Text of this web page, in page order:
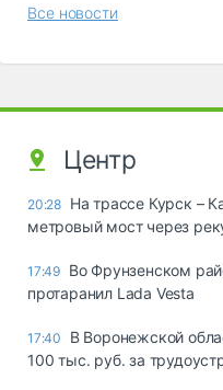
Все новости
Центр
20:28 На трассе Курск –
метровый мост через
17:49 Во Фрунзенском
протаранил Lada Vesta
17:40
В Воронежской
100 тыс. руб. за